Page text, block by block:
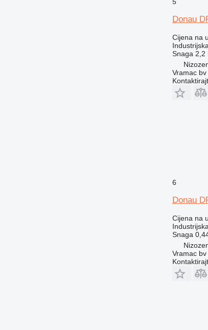
Donau
Cijena na
Snaga 2,2
Vramac bv
6
Donau
Cijena na
Snaga
Vramac bv